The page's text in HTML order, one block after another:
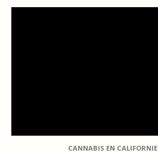
CANNABIS EN CALIFORNIE